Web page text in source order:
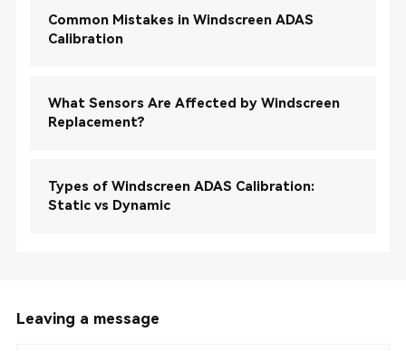
Common Mistakes in Windscreen ADAS
Calibration
What Sensors Are Affected by Windscreen
Replacement?
Types of Windscreen ADAS Calibration:
Static vs Dynamic
Leaving a message